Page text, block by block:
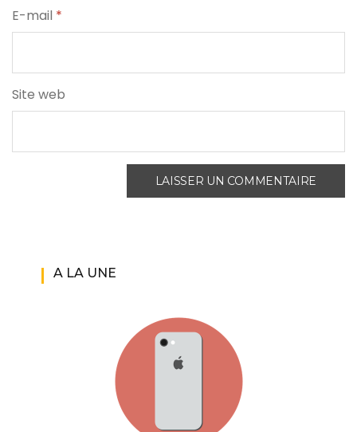
E-mail *
Site web
A LA UNE